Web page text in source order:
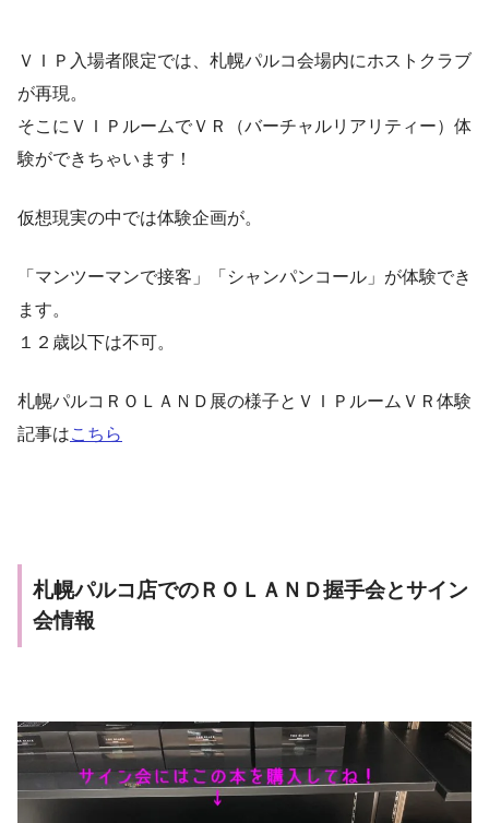
ＶＩＰ入場者限定では、札幌パルコ会場内にホストクラブ
が再現。
そこにＶＩＰルームでＶＲ（バーチャルリアリティー）体
験ができちゃいます！
仮想現実の中では体験企画が。
「マンツーマンで接客」「シャンパンコール」が体験でき
ます。
１２歳以下は不可。
札幌パルコＲＯＬＡＮＤ展の様子とＶＩＰルームＶＲ体験
記事はこちら
札幌パルコ店でのＲＯＬＡＮＤ握手会とサイン
会情報